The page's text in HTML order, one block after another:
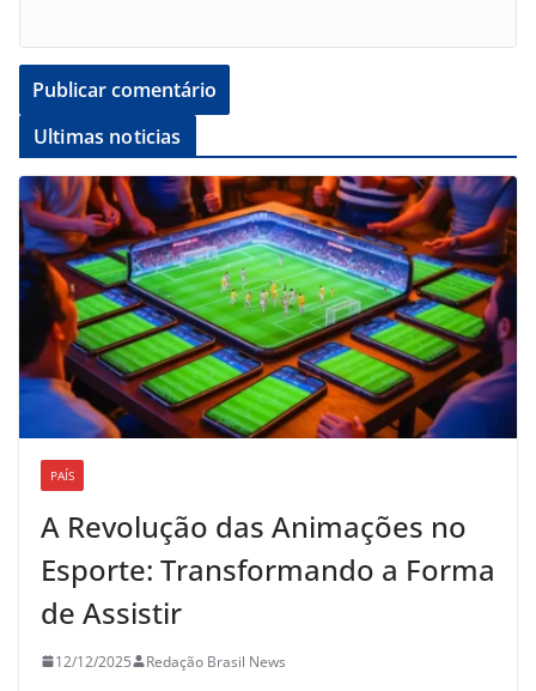
Ultimas noticias
PAÍS
A Revolução das Animações no
Esporte: Transformando a Forma
de Assistir
12/12/2025 Redação Brasil News